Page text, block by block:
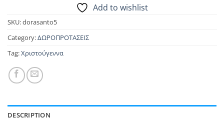
Add to wishlist
SKU:dorasanto5
Category:ΔΩΡΟΠΡΟΤΑΣΕΙΣ
Tag:Χριστούγεννα
DESCRIPTION